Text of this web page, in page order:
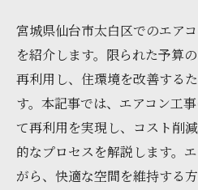
宮城県仙台市太白区でのエア
を紹介します。限られた予算
再利用し、住環境を改善する
す。本記事では、エアコン工
て再利用を実現し、コスト削
的なプロセスを解説します。
がら、快適な空間を維持する